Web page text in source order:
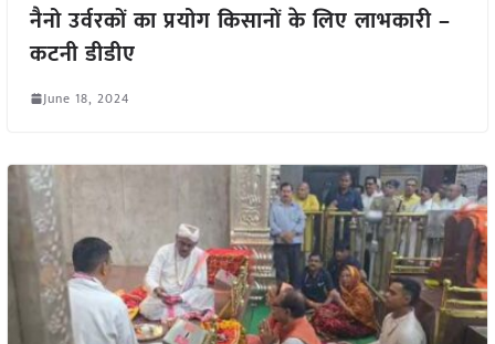
नैनो उर्वरकों का प्रयोग किसानों के लिए लाभकारी –
कटनी डीडीए
June 18, 2024